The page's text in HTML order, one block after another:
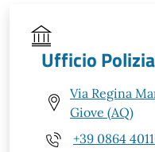
Ufficio
Via Regina
Giove (AQ)
+39 0864